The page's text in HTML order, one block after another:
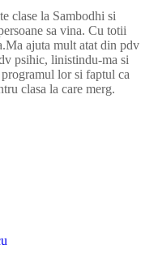
clase la Sambodhi si
sa vina. Cu totii
ajuta mult atat din pdv
psihic, linistindu-ma si
lor si faptul ca
clasa la care merg.